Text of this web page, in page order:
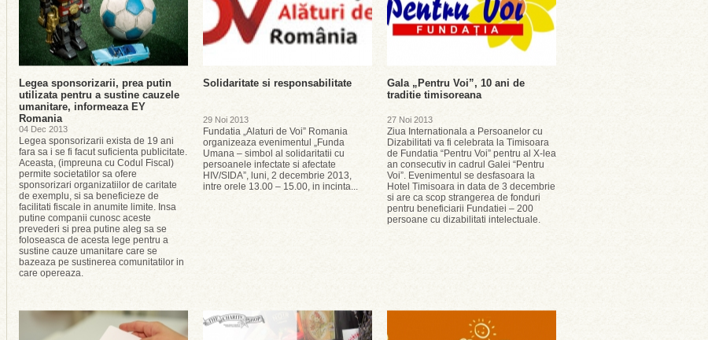
Legea sponsorizarii, prea putin
utilizata pentru a sustine cauzele
umanitare, informeaza EY
Romania
04 Dec 2013
Legea sponsorizarii exista de 19 ani
fara sa i se fi facut suficienta publicitate.
Aceasta, (impreuna cu Codul Fiscal)
permite societatilor sa ofere
sponsorizari organizatiilor de caritate
de exemplu, si sa beneficieze de
facilitati fiscale in anumite limite. Insa
putine companii cunosc aceste
prevederi si prea putine aleg sa se
foloseasca de acesta lege pentru a
sustine cauze umanitare care se
bazeaza pe sustinerea comunitatilor in
care opereaza.
Solidaritate si responsabilitate
29 Noi 2013
Fundatia „Alaturi de Voi” Romania
organizeaza evenimentul „Funda
Umana – simbol al solidaritatii cu
persoanele infectate si afectate
HIV/SIDA”, luni, 2 decembrie 2013,
intre orele 13.00 – 15.00, in incinta...
Gala „Pentru Voi”, 10 ani de
traditie timisoreana
27 Noi 2013
Ziua Internationala a Persoanelor cu
Dizabilitati va fi celebrata la Timisoara
de Fundatia “Pentru Voi” pentru al X-lea
an consecutiv in cadrul Galei “Pentru
Voi”. Evenimentul se desfasoara la
Hotel Timisoara in data de 3 decembrie
si are ca scop strangerea de fonduri
pentru beneficiarii Fundatiei – 200
persoane cu dizabilitati intelectuale.